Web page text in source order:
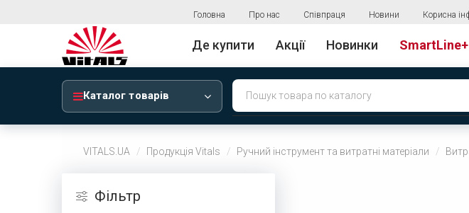
Головна Про нас Співпраця Новини Корисна
Де купити Акції Новинки SmartLine+
Каталог товарів
VITALS.UA Продукція Vitals Ручний інструмент та витратні матеріали
Фiльтр